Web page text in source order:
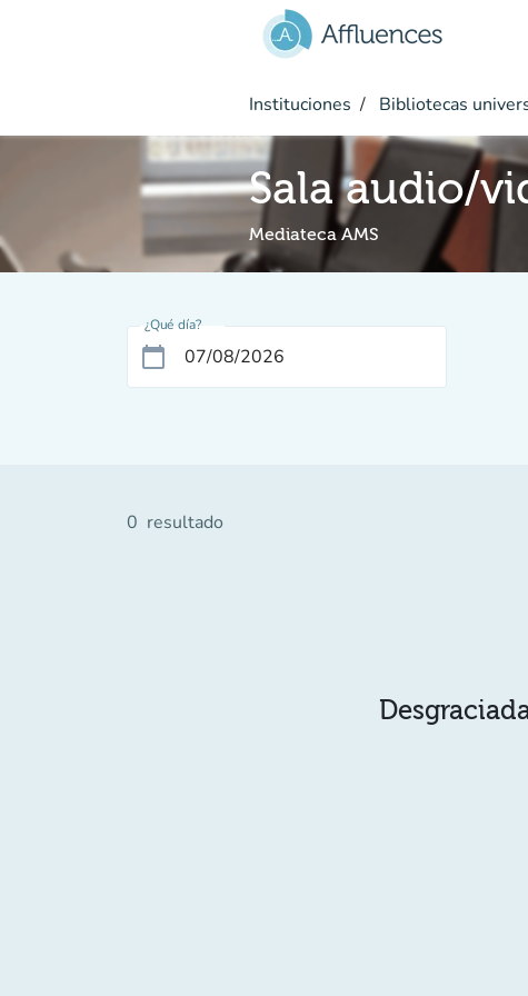
Instituciones Bibliotecas
Sala audio/
Mediateca AMS
¿Qué día?
calendar_today
0 resultado